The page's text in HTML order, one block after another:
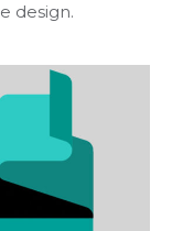
design.